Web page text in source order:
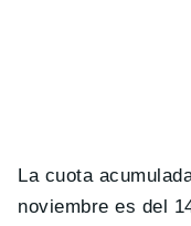
La cuota
noviembre es del